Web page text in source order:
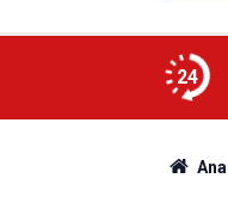
24
Haftanın en sıcak